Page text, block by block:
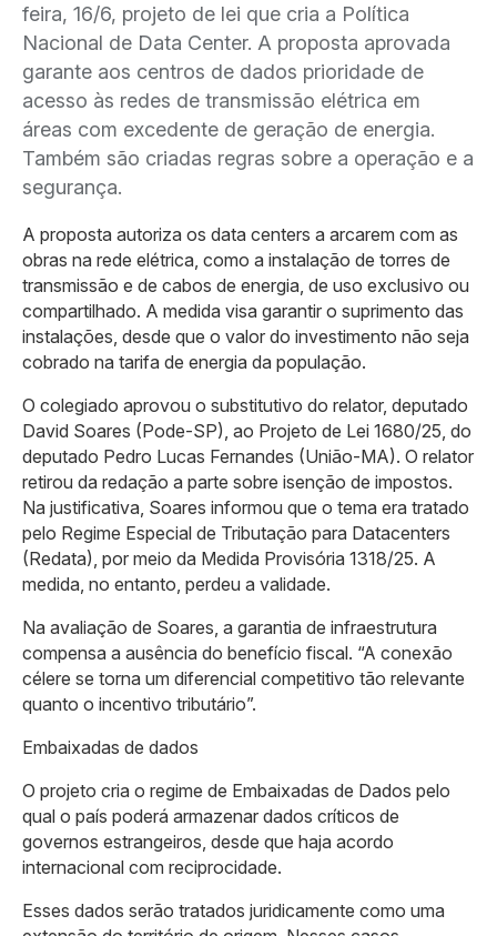
feira, 16/6, projeto de lei que cria a Política
Nacional de Data Center. A proposta aprovada
garante aos centros de dados prioridade de
acesso às redes de transmissão elétrica em
áreas com excedente de geração de energia.
Também são criadas regras sobre a operação e a
segurança.
A proposta autoriza os data centers a arcarem com as
obras na rede elétrica, como a instalação de torres de
transmissão e de cabos de energia, de uso exclusivo ou
compartilhado. A medida visa garantir o suprimento das
instalações, desde que o valor do investimento não seja
cobrado na tarifa de energia da população.
O colegiado aprovou o substitutivo do relator, deputado
David Soares (Pode-SP), ao Projeto de Lei 1680/25, do
deputado Pedro Lucas Fernandes (União-MA). O relator
retirou da redação a parte sobre isenção de impostos.
Na justificativa, Soares informou que o tema era tratado
pelo Regime Especial de Tributação para Datacenters
(Redata), por meio da Medida Provisória 1318/25. A
medida, no entanto, perdeu a validade.
Na avaliação de Soares, a garantia de infraestrutura
compensa a ausência do benefício fiscal. “A conexão
célere se torna um diferencial competitivo tão relevante
quanto o incentivo tributário”.
Embaixadas de dados
O projeto cria o regime de Embaixadas de Dados pelo
qual o país poderá armazenar dados críticos de
governos estrangeiros, desde que haja acordo
internacional com reciprocidade.
Esses dados serão tratados juridicamente como uma